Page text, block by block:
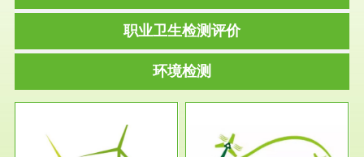
职业卫生检测评价
环境检测